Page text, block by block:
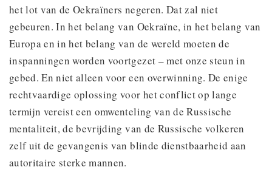
het lot van de Oekraïners negeren. Dat zal niet
gebeuren. In het belang van Oekraïne, in het belang van
Europa en in het belang van de wereld moeten de
inspanningen worden voortgezet – met onze steun in
gebed. En niet alleen voor een overwinning. De enige
rechtvaardige oplossing voor het conflict op lange
termijn vereist een omwenteling van de Russische
mentaliteit, de bevrijding van de Russische volkeren
zelf uit de gevangenis van blinde dienstbaarheid aan
autoritaire sterke mannen.